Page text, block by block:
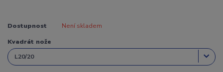
Dostupnost Není skladem
Kvadrát nože